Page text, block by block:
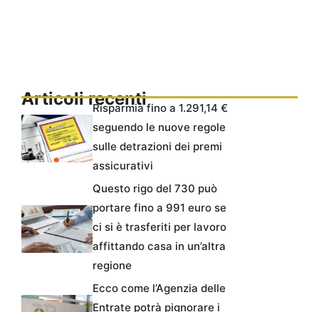
Articoli recentiRisparmia fino a 1.291,14 €
seguendo le nuove regole
sulle detrazioni dei premi
assicurativi
Questo rigo del 730 può
portare fino a 991 euro se
ci si è trasferiti per lavoro
affittando casa in un’altra
regione
Ecco come l’Agenzia delle
Entrate potrà pignorare i